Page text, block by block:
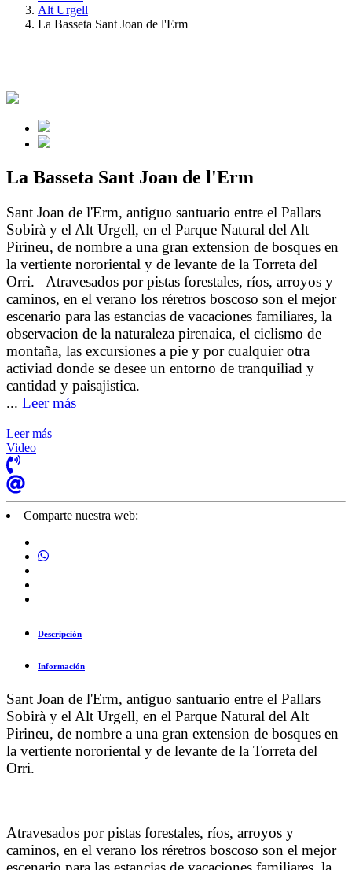
Alt Urgell
La Basseta Sant Joan de l'Erm
La Basseta Sant Joan de l'Erm
Sant Joan de l'Erm, antiguo santuario entre el Pallars
Sobirà y el Alt Urgell, en el Parque Natural del Alt
Pirineu, de nombre a una gran extension de bosques en
la vertiente nororiental y de levante de la Torreta del
Orri. Atravesados por pistas forestales, ríos, arroyos y
caminos, en el verano los réretros boscoso son el mejor
escenario para las estancias de vacaciones familiares, la
observacion de la naturaleza pirenaica, el ciclismo de
montaña, las excursiones a pie y por cualquier otra
activiad donde se desee un entorno de tranquiliad y
cantidad y paisajistica.
... Leer más
Leer más
Video
Comparte nuestra web:
Descripción
Información
Sant Joan de l'Erm, antiguo santuario entre el Pallars
Sobirà y el Alt Urgell, en el Parque Natural del Alt
Pirineu, de nombre a una gran extension de bosques en
la vertiente nororiental y de levante de la Torreta del
Orri.
Atravesados por pistas forestales, ríos, arroyos y
caminos, en el verano los réretros boscoso son el mejor